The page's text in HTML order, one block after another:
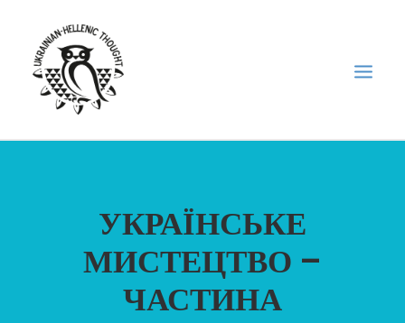
ФОРУМ УКРАЇНСЬКОЇ ДІАСПОРИ В ГРЕЦІЇ
УКРАЇНСЬКЕ
МИСТЕЦТВО –
ЧАСТИНА